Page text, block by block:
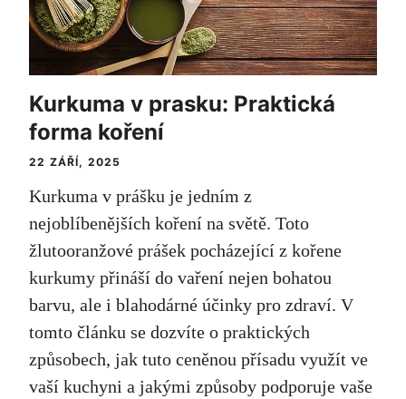
Kurkuma v prasku: Praktická
forma koření
22 ZÁŘÍ, 2025
Kurkuma v prášku je jedním z
nejoblíbenějších koření na světě. Toto
žlutooranžové prášek pocházející z kořene
kurkumy přináší do vaření nejen bohatou
barvu, ale i blahodárné účinky pro zdraví. V
tomto článku se dozvíte o praktických
způsobech, jak tuto ceněnou přísadu využít ve
vaší kuchyni a jakými způsoby podporuje vaše